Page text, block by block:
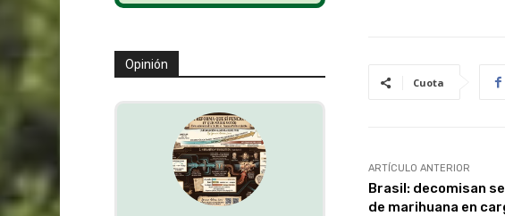
Opinión
Cuota
ARTÍCULO ANTERIOR
Brasil: decomisan
de marihuana en